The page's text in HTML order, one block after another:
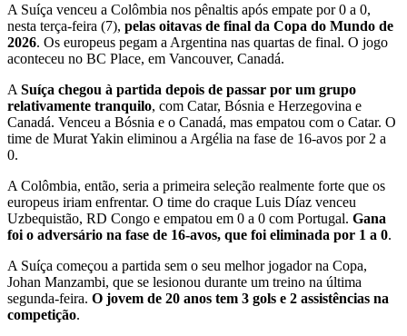
A Suíça venceu a Colômbia nos pênaltis após empate por 0 a 0,
nesta terça-feira (7), pelas oitavas de final da Copa do Mundo de
2026. Os europeus pegam a Argentina nas quartas de final. O jogo
aconteceu no BC Place, em Vancouver, Canadá.
A Suíça chegou à partida depois de passar por um grupo
relativamente tranquilo, com Catar, Bósnia e Herzegovina e
Canadá. Venceu a Bósnia e o Canadá, mas empatou com o Catar. O
time de Murat Yakin eliminou a Argélia na fase de 16-avos por 2 a
0.
A Colômbia, então, seria a primeira seleção realmente forte que os
europeus iriam enfrentar. O time do craque Luis Díaz venceu
Uzbequistão, RD Congo e empatou em 0 a 0 com Portugal. Gana
foi o adversário na fase de 16-avos, que foi eliminada por 1 a 0.
A Suíça começou a partida sem o seu melhor jogador na Copa,
Johan Manzambi, que se lesionou durante um treino na última
segunda-feira. O jovem de 20 anos tem 3 gols e 2 assistências na
competição.